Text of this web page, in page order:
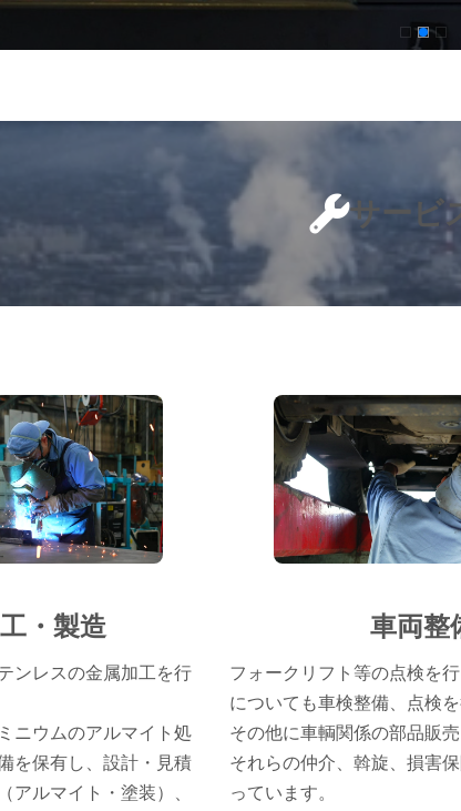
サービ
・製造
ンレスの金属加工を行
ニウムのアルマイト処
を保有し、設計・見積
アルマイト・塗装）、
車両整
フォークリフト等の点検を
についても車検整備、点検を
その他に車輌関係の部品販
それらの仲介、斡旋、損害
っています。